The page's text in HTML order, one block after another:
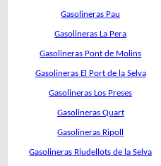
Gasolineras Pau
Gasolineras La Pera
Gasolineras Pont de Molins
Gasolineras El Port de la Selva
Gasolineras Los Preses
Gasolineras Quart
Gasolineras Ripoll
Gasolineras Riudellots de la Selva